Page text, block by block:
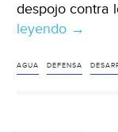
despojo contra
leyendo México:
→
AGUA DEFENSA